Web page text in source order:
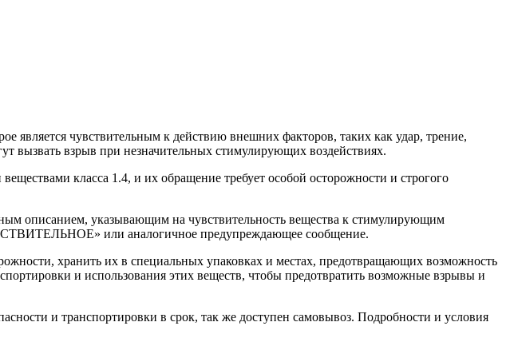
является чувствительным к действию внешних факторов, таких как удар, трение,
вызвать взрыв при незначительных стимулирующих воздействиях.
класса 1.4, и их обращение требует особой осторожности и строгого
описанием, указывающим на чувствительность вещества к стимулирующим
или аналогичное предупреждающее сообщение.
хранить их в специальных упаковках и местах, предотвращающих возможность
и использования этих веществ, чтобы предотвратить возможные взрывы и
и транспортировки в срок, так же доступен самовывоз. Подробности и условия